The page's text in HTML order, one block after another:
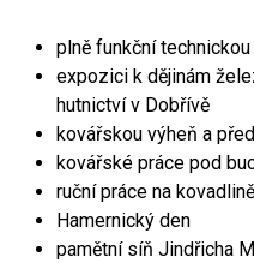
plně funkční
expozici k dějinám
hutnictví v Dobřívě
kovářskou výheň a
kovářské práce pod
ruční práce na kovadlině
Hamernický den
pamětní síň Jindřicha